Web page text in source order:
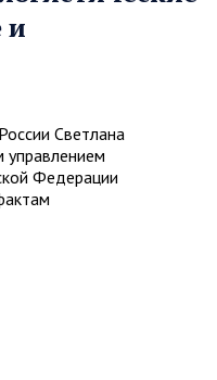
и
Светлана
управлением
Федерации